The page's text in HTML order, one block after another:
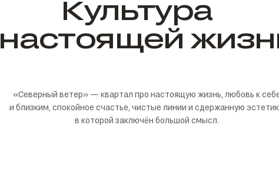
Культура
настоящей
«Северный ветер» — квартал про настоящую жизнь, любовь к
и близким, спокойное счастье, чистые линии и сдержанную
в которой заключён большой смысл.